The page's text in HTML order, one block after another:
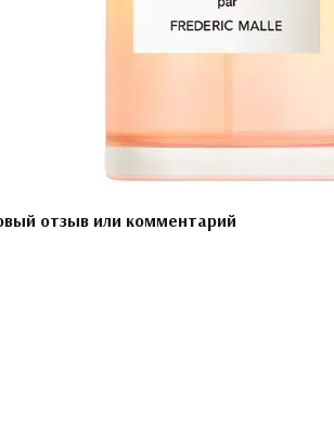
отзыв или комментарий